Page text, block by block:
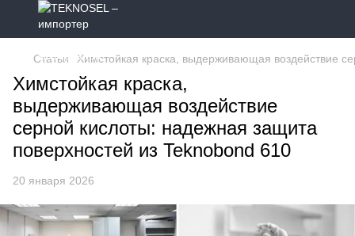
Статьи Химстойкая краска, выдерживающая воздействие
Химстойкая краска,
выдерживающая воздействие
серной кислоты: надежная защита
поверхностей из Teknobond 610
20 января 2026